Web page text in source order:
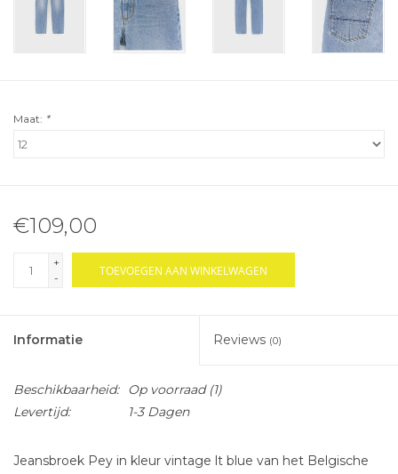
Maat: *
€109,00
+
-
TOEVOEGEN AAN WINKELWAGEN
Informatie Reviews (0)
Beschikbaarheid: Op voorraad(1)
Levertijd:
1-3 Dagen
Jeansbroek Pey in kleur vintage lt blue van het Belgische